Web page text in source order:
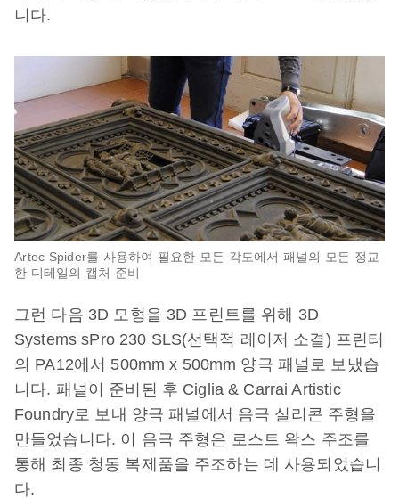
니다.
Artec Spider를 사용하여 필요한 모든 각도에서 패널의 모든 정교
한 디테일의 캡처 준비
그런 다음 3D 모형을 3D 프린트를 위해 3D
Systems sPro 230 SLS(선택적 레이저 소결) 프린터
의 PA12에서 500mm x 500mm 양극 패널로 보냈습
니다. 패널이 준비된 후 Ciglia & Carrai Artistic
Foundry로 보내 양극 패널에서 음극 실리콘 주형을
만들었습니다. 이 음극 주형은 로스트 왁스 주조를
통해 최종 청동 복제품을 주조하는 데 사용되었습니
다.